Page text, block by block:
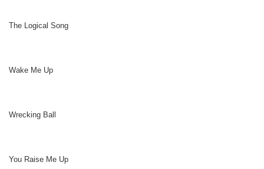
The Logical Song
Wake Me Up
Wrecking Ball
You Raise Me Up